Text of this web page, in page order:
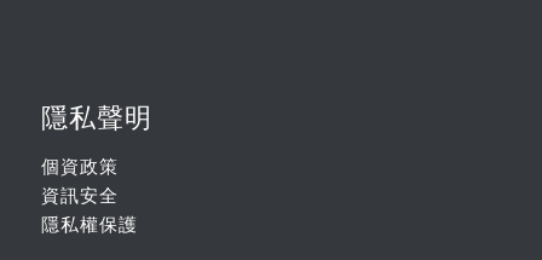
隱私聲明
個資政策
資訊安全
隱私權保護